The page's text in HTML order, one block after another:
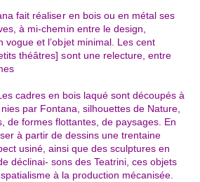
fait réaliser en bois ou en métal ses
à mi-chemin entre le design,
vogue et l’objet minimal. Les cent
théâtres] sont une relecture, entre
cadres en bois laqué sont découpés à
par Fontana, silhouettes de Nature,
de formes flottantes, de paysages. En
à partir de dessins une trentaine
usiné, ainsi que des sculptures en
déclinai- sons des Teatrini, ces objets
à la production mécanisée.